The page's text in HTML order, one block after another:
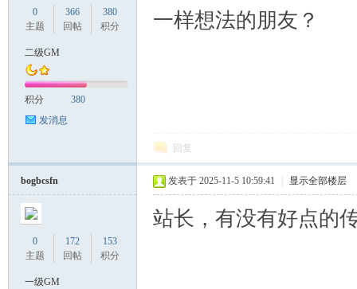
0
主题
366
回帖
380
积分
二级GM
积分
380
发消息
一样想法的朋友？
回复
bogbcsfn
0
主题
172
回帖
153
积分
一级GM
发表于 2025-11-5 10:59:41 显示全部楼层
站长，有没有好点的